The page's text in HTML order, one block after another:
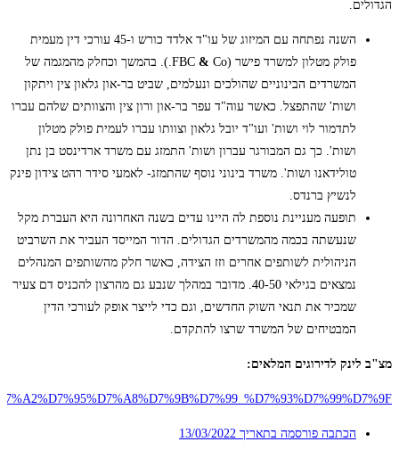
הגדולים.
השנה נפתחה עם המיזוג של עו"ד אלדד כורש ו-45 עורכי דין מעמית
פולק מטלון למשרד פישר (FBC
&
Co.). בהמשך וכחלק מהמגמה של
המשרדים הבינוניים שהולכים ונעלמים, שביט בר-און גלאון צין ויתקון
ושות' שהתפצל. כאשר עוה"ד עפר בר-און ורון צין והצוותים שלהם עברו
לתדמור לוי ושות' ועו"ד יובל גלאון וצוותו עברו לעמית פולק מטלון
ושות'. כך גם המבורגר עברון ושות' התמזג עם משרד ארדינסט בן נתן
טולידאנו ושות'. משרד בינוני נוסף שהתמזג- לאמעי סידר רהט צידון פינק
לנשיץ ברנדס.
תופעה מעניינת נוספת לה היינו עדים בשנה האחרונה היא העברת מקל
שנעשתה בכמה מהמשרדים הגדולים. הדור המייסד העביר את השרביט
הניהולית לשותפים אחרים וזז הצידה, כאשר חלק מהשותפים המנהלים
נמצאים בגילאי 40-50. מדובר במהלך שנבע גם מהרצון להכניס דם צעיר
שמכיר את תנאי השוק החדשים, וגם כדי לייצר אופק לעורכי הדין
המבטיחים של המשרד שרצו להתקדם.
מצ"ב לינק לדירוגים המלאים:
הכתבה פורסמה בתאריך 13/03/2022